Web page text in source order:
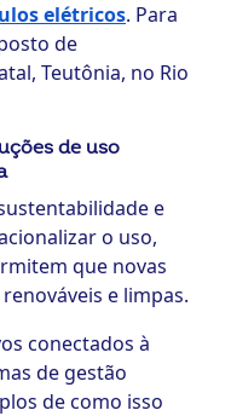
elétricos. Para
de
Teutônia, no Rio
de uso
e
o uso,
que novas
e limpas.
conectados à
de gestão
de como isso